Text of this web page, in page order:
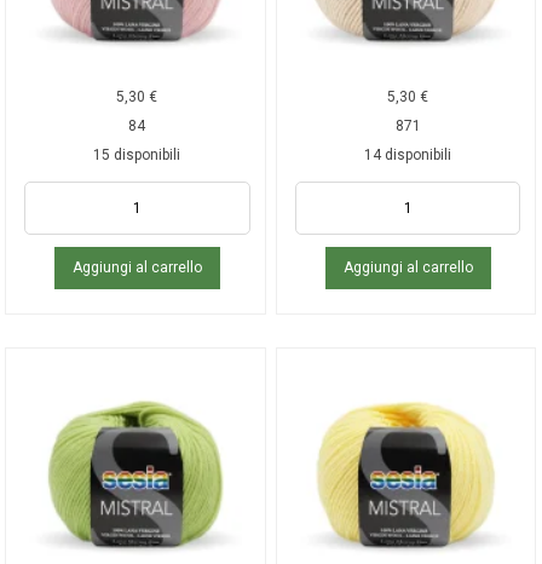
5,30€
84
15 disponibili
Aggiungi al carrello
5,30€
871
14 disponibili
Aggiungi al carrello